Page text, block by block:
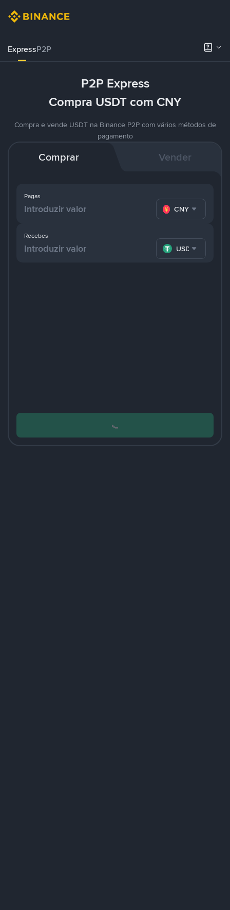
ExpressP2P
P2P Express
Compra USDT com CNY
Compra e vende USDT na Binance P2P com vários métodos de
pagamento
Comprar Vender
Pagas
CNY
Recebes
USDT